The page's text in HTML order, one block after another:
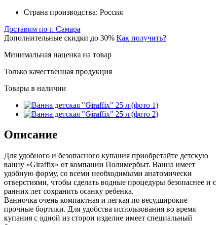
Страна производства: Россия
Доставим по г. Самара
Дополнительные скидки до 30% Как получить?
Минимальная наценка на товар
Только качественная продукция
Товары в наличии
Описание
Для удобного и безопасного купания приобретайте детскую
ванну «Giraffix» от компании Полимербыт. Ванна имеет
удобную форму, со всеми необходимыми анатомически
отверстиями, чтобы сделать водные процедуры безопаснее и с
ранних лет сохранить осанку ребенка.
Ванночка очень компактная и легкая по весу,широкие
прочные бортики. Для удобства использования во время
купания с одной из сторон изделие имеет специальный